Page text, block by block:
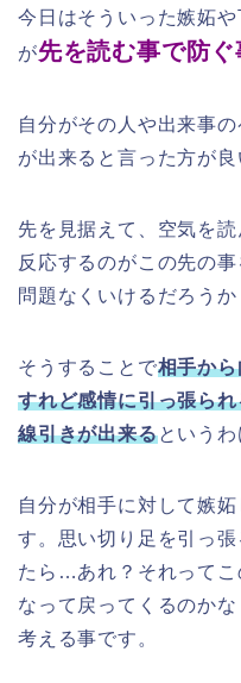
今日はそういった嫉妬
が先を読む事で防ぐ
自分がその人や出来事
が出来ると言った方が良
先を見据えて、空気を
反応するのがこの先の
問題なくいけるだろう
そうすることで相手か
すれど感情に引っ張ら
線引きが出来るというわ
自分が相手に対して嫉
す。思い切り足を引っ
たら…あれ？それってこ
なって戻ってくるのか
考える事です。